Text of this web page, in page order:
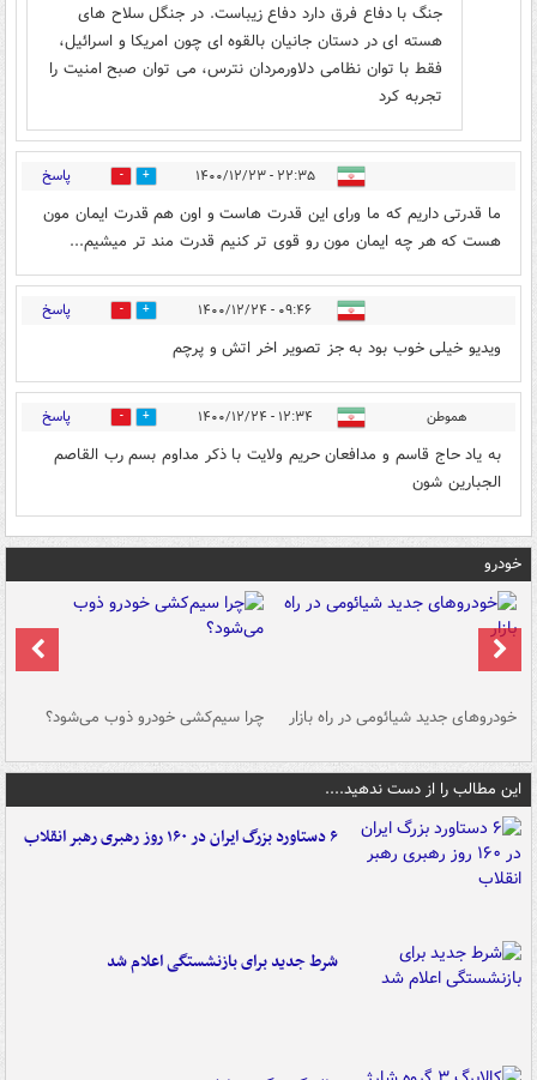
جنگ با دفاع فرق دارد دفاع زیباست. در جنگل سلاح های
هسته ای در دستان جانیان بالقوه ای چون امریکا و اسرائیل،
فقط با توان نظامی دلاورمردان نترس، می توان صبح امنیت را
تجربه کرد
۲۲:۳۵ - ۱۴۰۰/۱۲/۲۳ 9 پاسخ
ما قدرتی داریم که ما ورای این قدرت هاست و اون هم قدرت ایمان مون
هست که هر چه ایمان مون رو قوی تر کنیم قدرت مند تر میشیم...
۰۹:۴۶ - ۱۴۰۰/۱۲/۲۴ 0 پاسخ
ویدیو خیلی خوب بود به جز تصویر اخر اتش و پرچم
هموطن ۱۲:۳۴ - ۱۴۰۰/۱۲/۲۴ 0 پاسخ
به یاد حاج قاسم و مدافعان حریم ولایت با ذکر مداوم بسم رب القاصم
الجبارین شون
خودرو
خودروهای جدید شیائومی در راه بازار چرا سیم‌کشی خودرو ذوب می‌شود؟
این مطالب را از دست ندهید....
۶ دستاورد بزرگ ایران در ۱۶۰ روز رهبری رهبر انقلاب
شرط جدید برای بازنشستگی اعلام شد